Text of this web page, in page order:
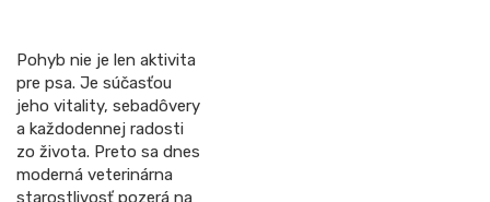
Pohyb nie je len aktivita
pre psa. Je súčasťou
jeho vitality, sebadôvery
a každodennej radosti
zo života. Preto sa dnes
moderná veterinárna
starostlivosť pozerá na